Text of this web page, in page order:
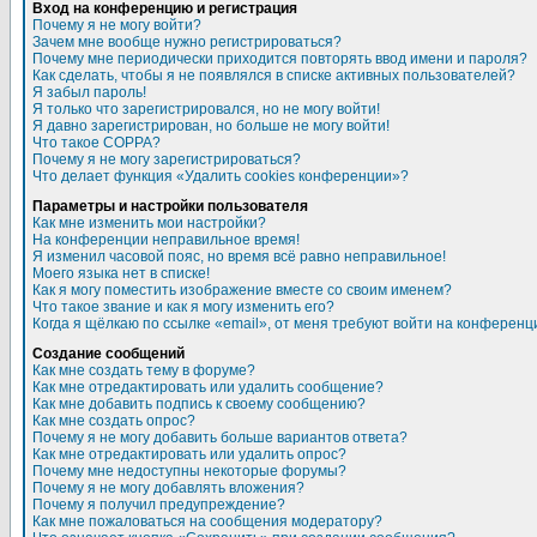
Вход на конференцию и регистрация
Почему я не могу войти?
Зачем мне вообще нужно регистрироваться?
Почему мне периодически приходится повторять ввод имени и пароля?
Как сделать, чтобы я не появлялся в списке активных пользователей?
Я забыл пароль!
Я только что зарегистрировался, но не могу войти!
Я давно зарегистрирован, но больше не могу войти!
Что такое COPPA?
Почему я не могу зарегистрироваться?
Что делает функция «Удалить cookies конференции»?
Параметры и настройки пользователя
Как мне изменить мои настройки?
На конференции неправильное время!
Я изменил часовой пояс, но время всё равно неправильное!
Моего языка нет в списке!
Как я могу поместить изображение вместе со своим именем?
Что такое звание и как я могу изменить его?
Когда я щёлкаю по ссылке «email», от меня требуют войти на
Создание сообщений
Как мне создать тему в форуме?
Как мне отредактировать или удалить сообщение?
Как мне добавить подпись к своему сообщению?
Как мне создать опрос?
Почему я не могу добавить больше вариантов ответа?
Как мне отредактировать или удалить опрос?
Почему мне недоступны некоторые форумы?
Почему я не могу добавлять вложения?
Почему я получил предупреждение?
Как мне пожаловаться на сообщения модератору?